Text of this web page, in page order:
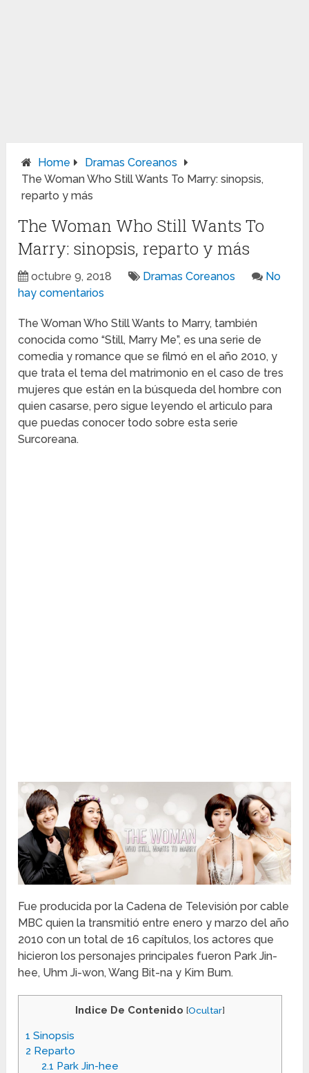
Home
Dramas Coreanos
The Woman Who Still Wants To Marry: sinopsis,
reparto y más
The Woman Who Still Wants To
Marry: sinopsis, reparto y más
octubre 9, 2018 Dramas Coreanos
No
hay comentarios
The Woman Who Still Wants to Marry, también
conocida como “Still, Marry Me”, es una serie de
comedia y romance que se filmó en el año 2010, y
que trata el tema del matrimonio en el caso de tres
mujeres que están en la búsqueda del hombre con
quien casarse, pero sigue leyendo el articulo para
que puedas conocer todo sobre esta serie
Surcoreana.
Fue producida por la Cadena de Televisión por cable
MBC quien la transmitió entre enero y marzo del año
2010 con un total de 16 capítulos, los actores que
hicieron los personajes principales fueron Park Jin-
hee, Uhm Ji-won, Wang Bit-na y Kim Bum.
Indice De Contenido [Ocultar]
1 Sinopsis
2 Reparto
2.1 Park Jin-hee